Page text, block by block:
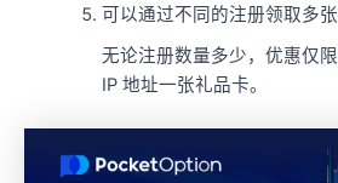
可以通过不同的注册领取多张
无论注册数量多少，优惠仅
IP 地址一张礼品卡。